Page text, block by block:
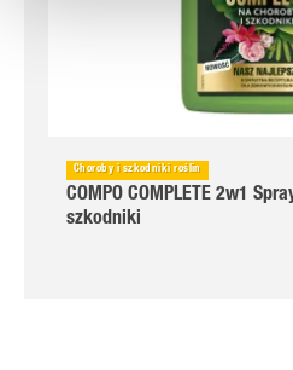
Choroby i szkodniki roślin
COMPO COMPLETE 2w1
szkodniki